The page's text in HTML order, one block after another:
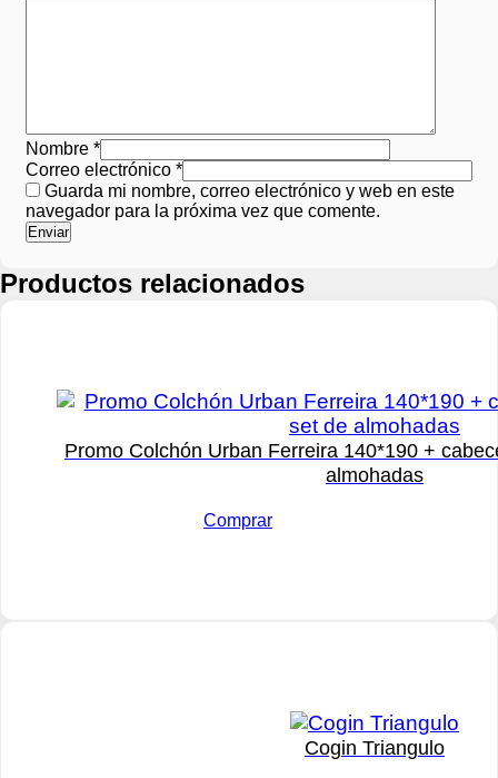
Nombre *
Correo electrónico *
Guarda mi nombre, correo electrónico y web en este
navegador para la próxima vez que comente.
Productos relacionados
Promo Colchón Urban Ferreira 140*190 +
almohadas
Comprar
Cogin Triangulo